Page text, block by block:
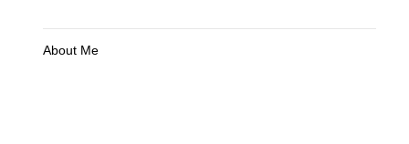
About Me